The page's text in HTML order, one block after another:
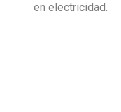
en electricidad.